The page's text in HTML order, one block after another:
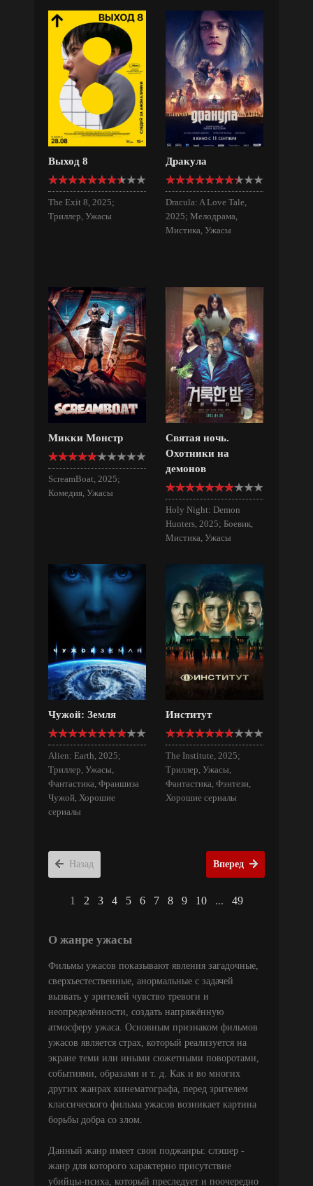
Выход 8
The Exit 8, 2025;
Триллер, Ужасы
Дракула
Dracula: A Love Tale,
2025; Мелодрама,
Мистика, Ужасы
Микки Монстр
ScreamBoat, 2025;
Комедия, Ужасы
Святая ночь.
Охотники на
демонов
Holy Night: Demon
Hunters, 2025; Боевик,
Мистика, Ужасы
Чужой: Земля
Alien: Earth, 2025;
Триллер, Ужасы,
Фантастика, Франшиза
Чужой, Хорошие
сериалы
Институт
The Institute, 2025;
Триллер, Ужасы,
Фантастика, Фэнтези,
Хорошие сериалы
Назад Вперед
1 2 3 4 5 6 7 8 9 10 ... 49
О жанре ужасы
Фильмы ужасов показывают явления загадочные,
сверхъестественные, анормальные с задачей
вызвать у зрителей чувство тревоги и
неопределённости, создать напряжённую
атмосферу ужаса. Основным признаком фильмов
ужасов является страх, который реализуется на
экране теми или иными сюжетными поворотами,
событиями, образами и т. д. Как и во многих
других жанрах кинематографа, перед зрителем
классического фильма ужасов возникает картина
борьбы добра со злом.
Данный жанр имеет свои поджанры: слэшер -
жанр для которого характерно присутствие
убийцы-психа, который преследует и поочередно